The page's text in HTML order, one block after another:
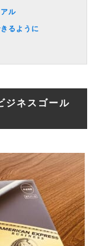
ル
るように
ジネスゴール